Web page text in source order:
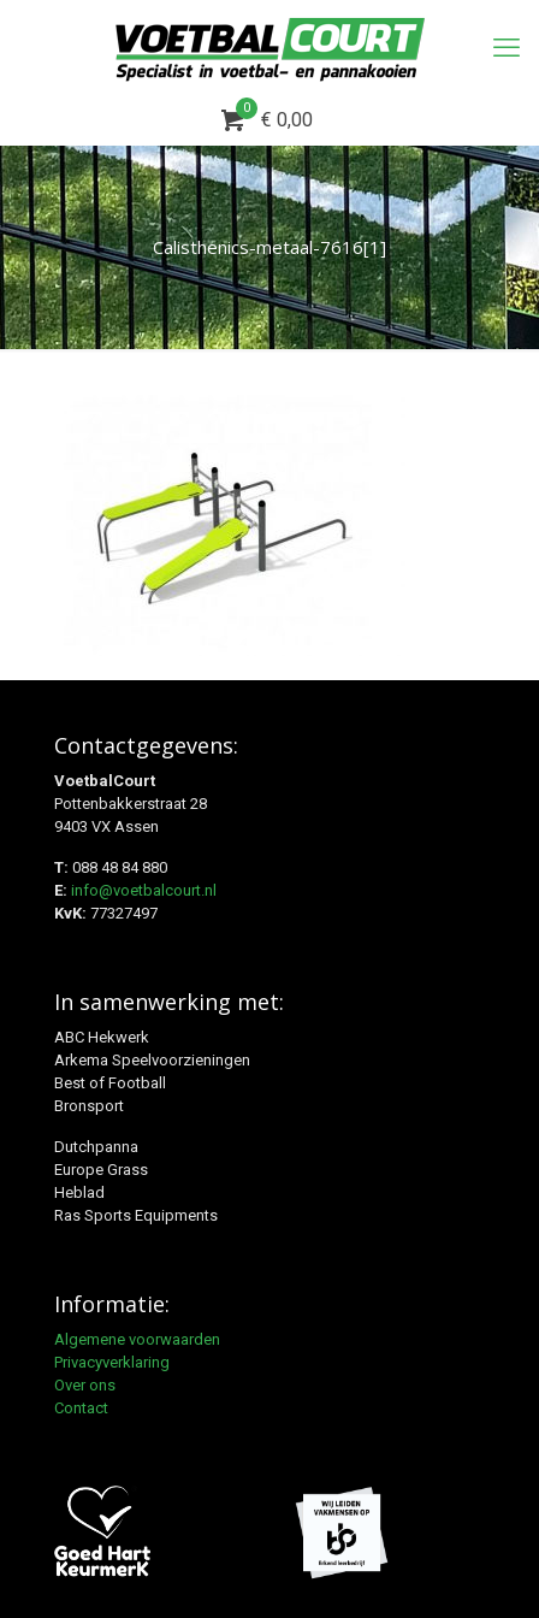
0
€ 0,00
Calisthenics-metaal-7616[1]
Contactgegevens:
VoetbalCourt
Pottenbakkerstraat 28
9403 VX Assen
T: 088 48 84 880
E: info@voetbalcourt.nl
KvK: 77327497
In samenwerking met:
ABC Hekwerk
Arkema Speelvoorzieningen
Best of Football
Bronsport
Dutchpanna
Europe Grass
Heblad
Ras Sports Equipments
Informatie:
Algemene voorwaarden
Privacyverklaring
Over ons
Contact